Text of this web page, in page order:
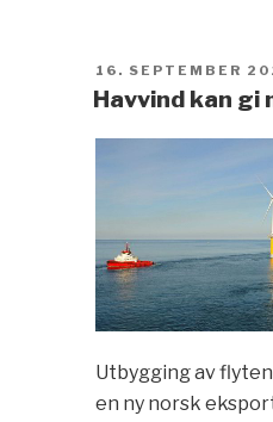
POSTED
ON
16. SEPTEMBER
Havvind kan gi
Utbygging av
en ny norsk